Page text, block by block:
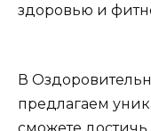
здоровью и
В
предлагаем